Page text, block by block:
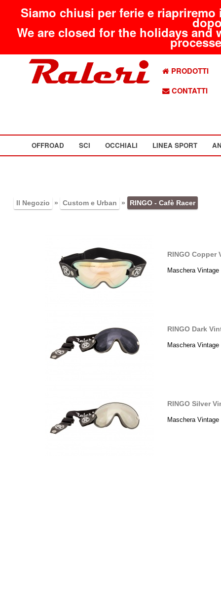
Siamo chiusi per ferie e
We are closed for the holidays
PRODOTTI
CONTATTI
OFFROAD SCI OCCHIALI LINEA SPORT
Il Negozio » Custom e Urban » RINGO - Cafè Racer
RINGO Copper
Maschera
RINGO Dark
Maschera
RINGO Silver
Maschera